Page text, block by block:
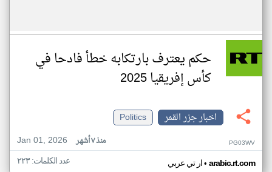
حكم يعترف بارتكابه خطأ فادحا في
كأس إفريقيا 2025
اخبار جزر القمر
Politics
Jan 01, 2026
منذ ٧ أشهر PG03WV
ار تي عربي• arabic.rt.com عدد الكلمات: ٢٢٣